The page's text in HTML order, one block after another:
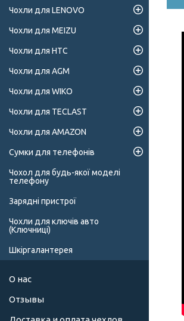
Чохли для LENOVO
Чохли для MEIZU
Чохли для HTC
Чохли для AGM
Чохли для WIKO
Чохли для TECLAST
Чохли для AMAZON
Сумки для телефонів
Чохол для будь-якої моделі
телефону
Зарядні пристрої
Чохли для ключів авто
(Ключниці)
Шкіргалантерея
О нас
Отзывы